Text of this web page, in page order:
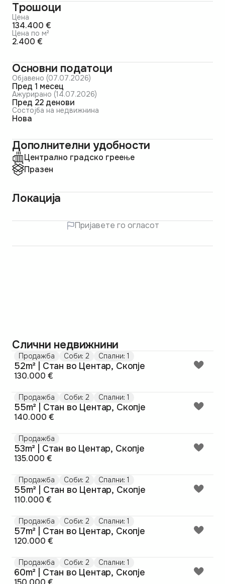
Трошоци
Цена
134.400 €
Цена по м²
2.400 €
Основни податоци
Објавено (07.07.2026)
пред 1 месец
Ажурирано (14.07.2026)
пред 22 денови
Состојба на недвижнина
Нова
Дополнителни удобности
Централно градско греење
Празен
Локација
Пријавете го огласот
Слични недвижнини
Продажба Соби: 2 Спални: 1
52m² | Стан во Центар, Скопје
130.000 €
Продажба Соби: 2 Спални: 1
55m² | Стан во Центар, Скопје
140.000 €
Продажба
53m² | Стан во Центар, Скопје
135.000 €
Продажба Соби: 2 Спални: 1
55m² | Стан во Центар, Скопје
110.000 €
Продажба Соби: 2 Спални: 1
57m² | Стан во Центар, Скопје
120.000 €
Продажба Соби: 2 Спални: 1
60m² | Стан во Центар, Скопје